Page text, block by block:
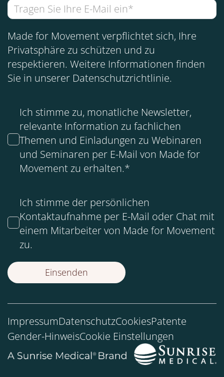
Made for Movement verpflichtet sich, Ihre
Privatsphäre zu schützen und zu
respektieren. Weitere Informationen finden
Sie in unserer Datenschutzrichtlinie.
Ich stimme zu, monatliche Newsletter,
relevante Information zu fachlichen
Themen und Einladungen zu Webinaren
und Seminaren per E-Mail von Made for
Movement zu erhalten.*
Ich stimme der persönlichen
Kontaktaufnahme per E-Mail oder Chat mit
einem Mitarbeiter von Made for Movement
zu.
ImpressumDatenschutzCookiesPatente
Gender-HinweisCookie Einstellungen